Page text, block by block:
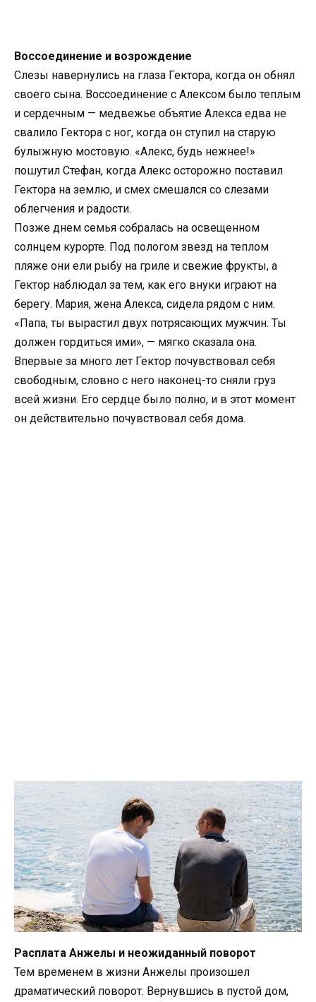
Воссоединение и возрождение
Слезы навернулись на глаза Гектора, когда он обнял
своего сына. Воссоединение с Алексом было теплым
и сердечным — медвежье объятие Алекса едва не
свалило Гектора с ног, когда он ступил на старую
булыжную мостовую. «Алекс, будь нежнее!»
пошутил Стефан, когда Алекс осторожно поставил
Гектора на землю, и смех смешался со слезами
облегчения и радости.
Позже днем семья собралась на освещенном
солнцем курорте. Под пологом звезд на теплом
пляже они ели рыбу на гриле и свежие фрукты, а
Гектор наблюдал за тем, как его внуки играют на
берегу. Мария, жена Алекса, сидела рядом с ним.
«Папа, ты вырастил двух потрясающих мужчин. Ты
должен гордиться ими», — мягко сказала она.
Впервые за много лет Гектор почувствовал себя
свободным, словно с него наконец-то сняли груз
всей жизни. Его сердце было полно, и в этот момент
он действительно почувствовал себя дома.
Расплата Анжелы и неожиданный поворот
Тем временем в жизни Анжелы произошел
драматический поворот. Вернувшись в пустой дом,